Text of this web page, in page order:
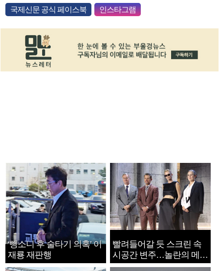
국제신문 공식 페이스북 인스타그램
‘뺑소니 후 술타기 의혹’ 이
재룡 재판행
빨려들어갈 듯 스크린 속
시공간 변주…놀란의 메시
지는 ‘전쟁 속죄’